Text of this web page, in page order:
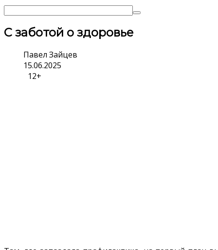
С заботой о здоровье
Павел Зайцев
15.06.2025
12+